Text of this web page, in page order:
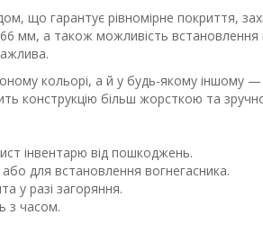
гарантує рівномірне покриття,
а також можливість встановлення
кольорі, а й у будь-якому іншому —
конструкцію більш жорсткою та
інвентарю від пошкоджень.
для встановлення вогнегасника.
у разі загоряння.
з часом.